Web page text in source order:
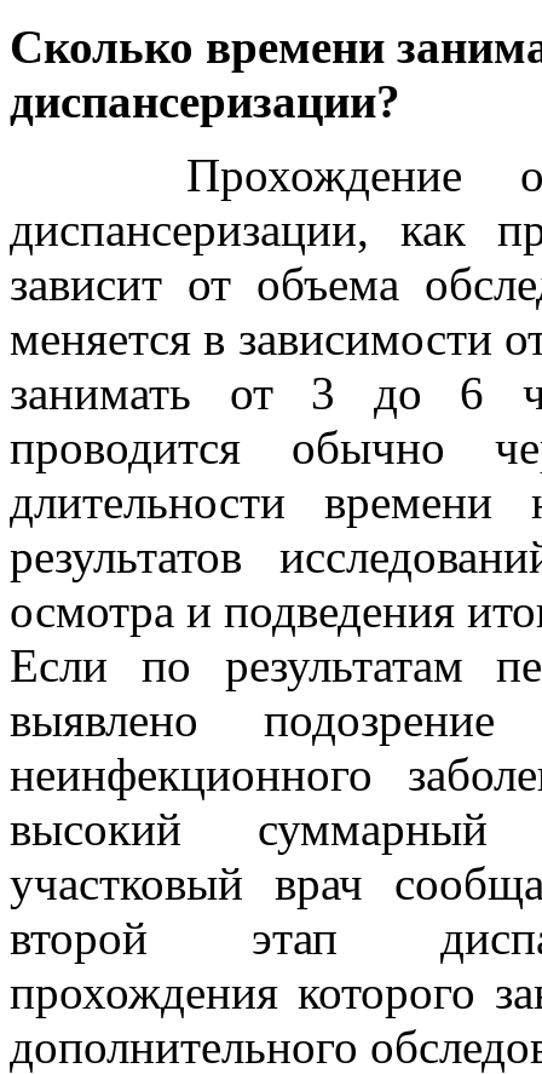
Сколько времени
диспансеризации?
Прохождение
диспансеризации, как
зависит от объема
меняется в зависимости
занимать от 3 до 6
проводится обычно
длительности времени
результатов
осмотра и подведения
Если по результатам
выявлено
неинфекционного
высокий суммарный
участковый врач
второй этап
прохождения которого
дополнительного